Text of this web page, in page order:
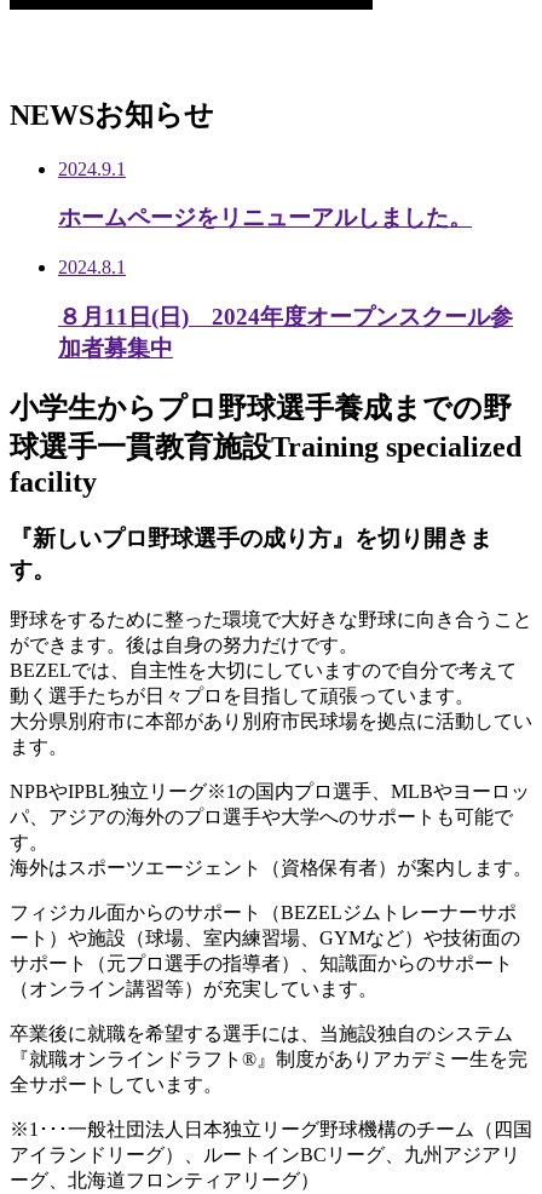
NEWSお知らせ
2024.9.1
ホームページをリニューアルしました。
2024.8.1
８月11日(日) 2024年度オープンスクール参
加者募集中
小学生からプロ野球選手養成までの野
球選手一貫教育施設Training specialized
facility
『新しいプロ野球選手の成り方』を切り開きま
す。
野球をするために整った環境で大好きな野球に向き合うこと
ができます。後は自身の努力だけです。
BEZELでは、自主性を大切にしていますので自分で考えて
動く選手たちが日々プロを目指して頑張っています。
大分県別府市に本部があり別府市民球場を拠点に活動してい
ます。
NPBやIPBL独立リーグ※1の国内プロ選手、MLBやヨーロッ
パ、アジアの海外のプロ選手や大学へのサポートも可能で
す。
海外はスポーツエージェント（資格保有者）が案内します。
フィジカル面からのサポート（BEZELジムトレーナーサポ
ート）や施設（球場、室内練習場、GYMなど）や技術面の
サポート（元プロ選手の指導者）、知識面からのサポート
（オンライン講習等）が充実しています。
卒業後に就職を希望する選手には、当施設独自のシステム
『就職オンラインドラフト®』制度がありアカデミー生を完
全サポートしています。
※1･･･一般社団法人日本独立リーグ野球機構のチーム（四国
アイランドリーグ）、ルートインBCリーグ、九州アジアリ
ーグ、北海道フロンティアリーグ）